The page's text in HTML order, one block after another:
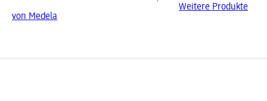
Weitere Produkte
von Medela